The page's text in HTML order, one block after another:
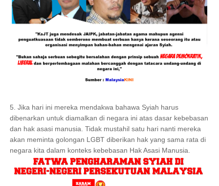
5. Jika hari ini mereka mendakwa bahawa Syiah harus
dibenarkan untuk diamalkan di negara ini atas dasar kebebasan
dan hak asasi manusia. Tidak mustahil satu hari nanti mereka
akan meminta golongan LGBT diberikan hak yang sama rata di
negara kita dalam konteks kebebasan Hak Asasi Manusia.